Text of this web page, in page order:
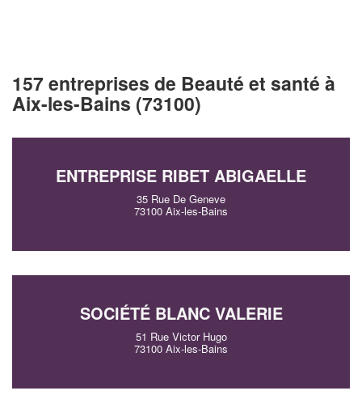
157 entreprises de Beauté et santé à
Aix-les-Bains (73100)
ENTREPRISE RIBET ABIGAELLE
35 Rue De Geneve
73100 Aix-les-Bains
SOCIÉTÉ BLANC VALERIE
51 Rue Victor Hugo
73100 Aix-les-Bains